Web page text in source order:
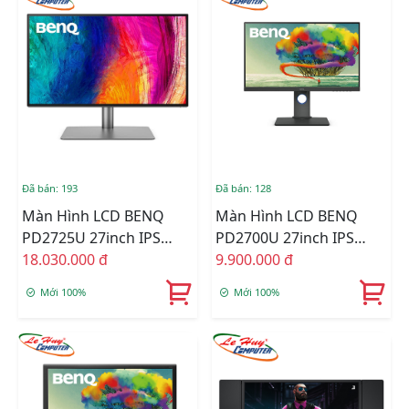
Đã bán: 193
Màn Hình LCD BENQ
PD2725U 27inch IPS
UHD(4k) 60Hz 5ms Loa
18.030.000 đ
Mới 100%
Đã bán: 128
Màn Hình LCD BENQ
PD2700U 27inch IPS
UHD(4k) 60Hz 5ms Loa
9.900.000 đ
Mới 100%